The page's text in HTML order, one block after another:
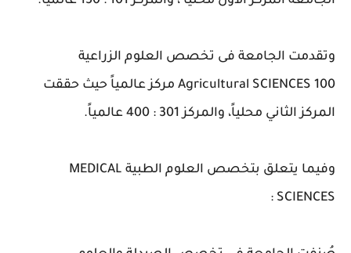
وتقدمت الجامعة فى تخصص العلوم الزراعية
Agricultural SCIENCES 100 مركز عالمياً حيث حققت
المركز الثاني محلياً، والمركز 301 : 400 عالمياً.
وفيما يتعلق بتخصص العلوم الطبية MEDICAL
SCIENCES :